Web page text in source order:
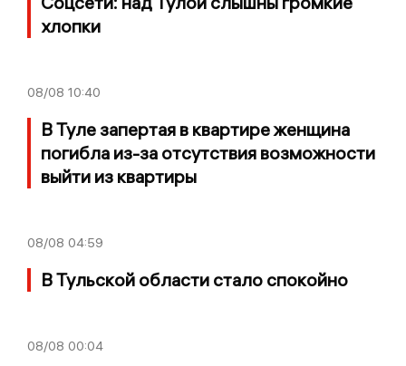
хлопки
08/08 10:40
В Туле запертая в квартире женщина
погибла из-за отсутствия возможности
выйти из квартиры
08/08 04:59
В Тульской области стало спокойно
08/08 00:04